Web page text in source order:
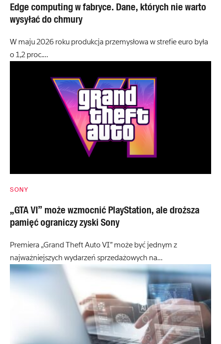
Edge computing w fabryce. Dane, których nie warto
wysyłać do chmury
W maju 2026 roku produkcja przemysłowa w strefie euro była
o 1,2 proc.…
SONY
„GTA VI” może wzmocnić PlayStation, ale droższa
pamięć ograniczy zyski Sony
Premiera „Grand Theft Auto VI” może być jednym z
najważniejszych wydarzeń sprzedażowych na…